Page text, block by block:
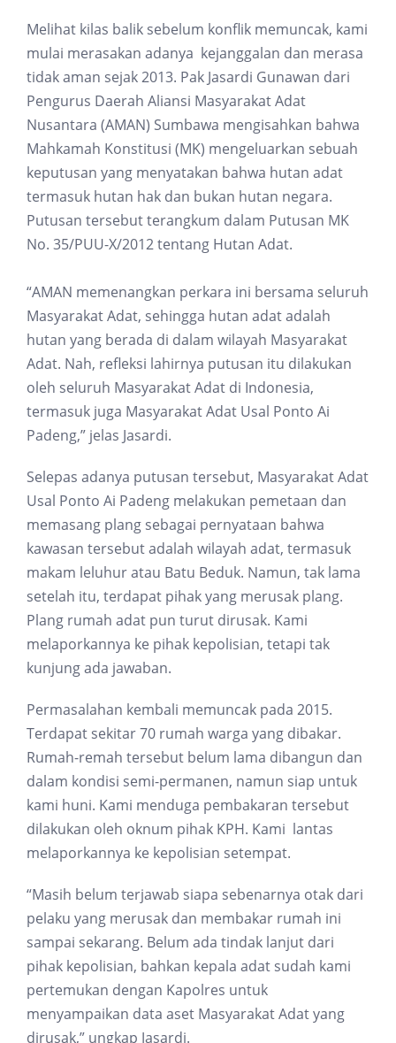
Melihat kilas balik sebelum konflik memuncak, kami
mulai merasakan adanya kejanggalan dan merasa
tidak aman sejak 2013. Pak Jasardi Gunawan dari
Pengurus Daerah Aliansi Masyarakat Adat
Nusantara (AMAN) Sumbawa mengisahkan bahwa
Mahkamah Konstitusi (MK) mengeluarkan sebuah
keputusan yang menyatakan bahwa hutan adat
termasuk hutan hak dan bukan hutan negara.
Putusan tersebut terangkum dalam Putusan MK
No. 35/PUU-X/2012 tentang Hutan Adat.
“AMAN memenangkan perkara ini bersama seluruh
Masyarakat Adat, sehingga hutan adat adalah
hutan yang berada di dalam wilayah Masyarakat
Adat. Nah, refleksi lahirnya putusan itu dilakukan
oleh seluruh Masyarakat Adat di Indonesia,
termasuk juga Masyarakat Adat Usal Ponto Ai
Padeng,” jelas Jasardi.
Selepas adanya putusan tersebut, Masyarakat Adat
Usal Ponto Ai Padeng melakukan pemetaan dan
memasang plang sebagai pernyataan bahwa
kawasan tersebut adalah wilayah adat, termasuk
makam leluhur atau Batu Beduk. Namun, tak lama
setelah itu, terdapat pihak yang merusak plang.
Plang rumah adat pun turut dirusak. Kami
melaporkannya ke pihak kepolisian, tetapi tak
kunjung ada jawaban.
Permasalahan kembali memuncak pada 2015.
Terdapat sekitar 70 rumah warga yang dibakar.
Rumah-remah tersebut belum lama dibangun dan
dalam kondisi semi-permanen, namun siap untuk
kami huni. Kami menduga pembakaran tersebut
dilakukan oleh oknum pihak KPH. Kami lantas
melaporkannya ke kepolisian setempat.
“Masih belum terjawab siapa sebenarnya otak dari
pelaku yang merusak dan membakar rumah ini
sampai sekarang. Belum ada tindak lanjut dari
pihak kepolisian, bahkan kepala adat sudah kami
pertemukan dengan Kapolres untuk
menyampaikan data aset Masyarakat Adat yang
dirusak,” ungkap Jasardi.